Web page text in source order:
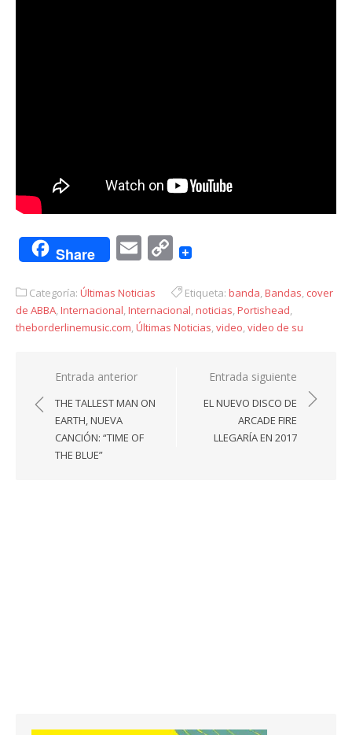
Share EmailCopy
Categoría: Últimas Noticias Etiqueta: banda,Bandas, cover
de ABBA,Internacional,Internacional,noticias,Portishead,
theborderlinemusic.com,Últimas Noticias,video,video de su
Navegación
de
entradas
Entrada anterior
THE TALLEST MAN ON
EARTH, NUEVA
CANCIÓN: “TIME OF
THE BLUE”
Entrada siguiente
EL NUEVO DISCO DE
ARCADE FIRE
LLEGARÍA EN 2017